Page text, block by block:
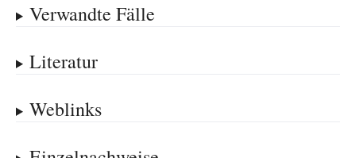
Verwandte Fälle
Literatur
Weblinks